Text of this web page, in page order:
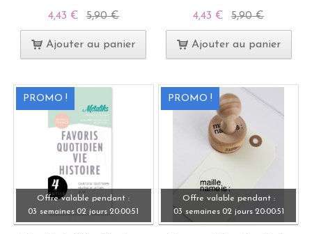
4,43 € 5,90 €
Ajouter au panier
4,43 € 5,90 €
Ajouter au panier
PROMO !
Offre valable pendant :
03 semaines 02 jours 20:00:49
PROMO !
Offre valable pendant :
03 semaines 02 jours 20:00:49